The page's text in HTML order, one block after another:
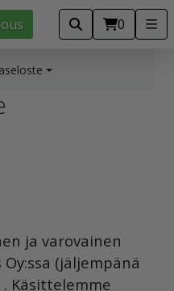
0
ja varovainen
Oy:ssa (jäljempänä
Käsittelemme